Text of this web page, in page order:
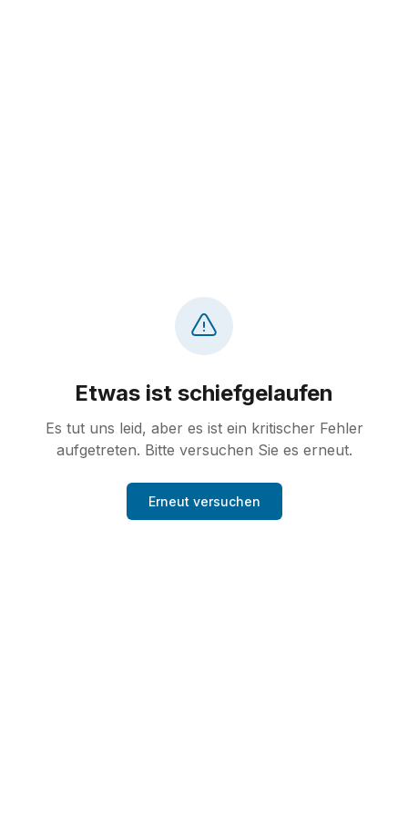
Etwas ist schiefgelaufen
Es tut uns leid, aber es ist ein kritischer Fehler
aufgetreten. Bitte versuchen Sie es erneut.
Erneut versuchen